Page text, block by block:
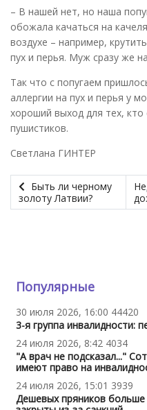
– В нашей нет, но наша
обожала качаться на
воздухе – например,
пух и перья. Муж сразу же
Так что с попугаем
аллергии на пух и перья у
хороший выход для тех, кто
пушистиков.
Светлана ГИНТЕР
Быть ли черному
золоту Латвии?
Популярные
30 июля 2026, 16:00 44420
3-я группа инвалидности:
24 июля 2026, 8:42 4034
"А врач не подсказал..."
имеют право на
24 июля 2026, 15:01 3939
Дешевых пряников